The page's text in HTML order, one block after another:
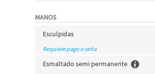
MANOS
Esculpidas
Requiere pago o seña
Esmaltado semi permanente